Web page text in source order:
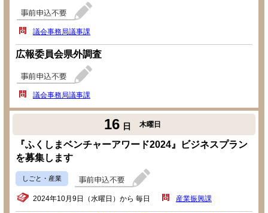
議会事務局議事課
広報委員会県外調査
議会事務局議事課
16 日 木曜日
『ふくしまベンチャーアワード2024』ビジネスプラン
を募集します
しごと・産業
2024年10月9日（水曜日）から 毎日 産業振興課